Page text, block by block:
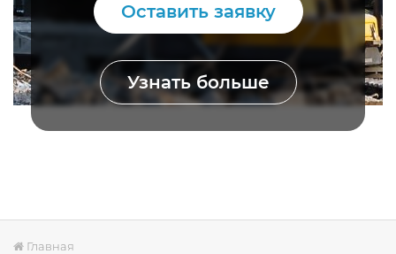
Оставить заявку
Узнать больше
Главная